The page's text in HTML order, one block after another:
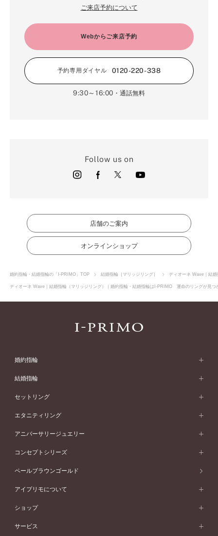
ご来店予約について
Webからご来店予約
予約専用ダイヤル 0120-220-338
9:30～16:00 ・通話無料
Follow us on
店舗のご案内
オンラインショップ
婚約指輪・結婚指輪の「I-PRIMO」TOP 結婚指輪［マリッジリング］ ディオーネ Wave｜結
ディオーネ Wave｜結婚指輪（マリッジリング）｜婚約指輪・結婚指輪はI-PRIMO 運命のリングが見
婚約指輪
婚約指輪 (エンゲージリング)
婚約指輪一覧
ピンクゴールド
ペールブラウンゴールド
ウェーブライン
V字ライン
ワンサイドメレ
ダブルサイドメレ
フェミニン
モード
50万円台～
40万円台～
30万円台～
婚約指輪 人気ランキング
婚約ネックレス
結婚指輪
結婚指輪 (マリッジリング)
結婚指輪一覧
ピンクゴールド
ペールブラウンゴールド
ウェーブライン
V字ライン
ワンメレ
セベラルメレ
フェミニン
モード
50万円～
40万円～50万円
セットリング
セットリング
セットリング一覧
ピンクゴールド
ペールブラウンゴールド
エタニティリング
エタニティリング
エタニティリング一覧
ピンクゴールド
ペールブラウンゴールド
アニバーサリージュエリー
アニバーサリージュエリー
アニバーサリージュエリー一覧
ファッションリング
ブレスレット
コンセプトシリーズ
コンセプトシリーズ
オリジンビリーフ
エトワル
ペールブラウンゴールド
アイプリモについて
アイプリモについて
パーソナルハンド診断
ショップ
店舗一覧
サービス